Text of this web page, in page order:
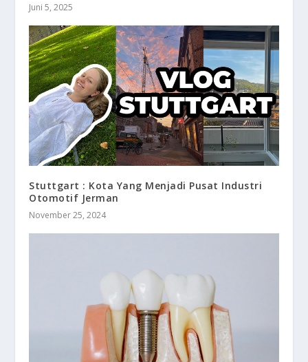
Juni 5, 2025
Stuttgart : Kota Yang Menjadi Pusat Industri
Otomotif Jerman
November 25, 2024